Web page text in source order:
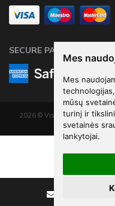
Mes
Mes
mūsų
turinį ir
svetainės
lankytojai.
SECURE PAYMENTS
2026 © Visos teisės
Elektroninių